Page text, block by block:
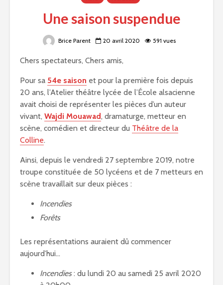
Une saison suspendue
Brice Parent 20 avril 2020 591 vues
Chers spectateurs, Chers amis,
Pour sa 54e saison et pour la première fois depuis
20 ans, l’Atelier théâtre lycée de l’École alsacienne
avait choisi de représenter les pièces d’un auteur
vivant, Wajdi Mouawad, dramaturge, metteur en
scène, comédien et directeur du Théâtre de la
Colline.
Ainsi, depuis le vendredi 27 septembre 2019, notre
troupe constituée de 50 lycéens et de 7 metteurs en
scène travaillait sur deux pièces :
Incendies
Forêts
Les représentations auraient dû commencer
aujourd’hui…
Incendies: du lundi 20 au samedi 25 avril 2020